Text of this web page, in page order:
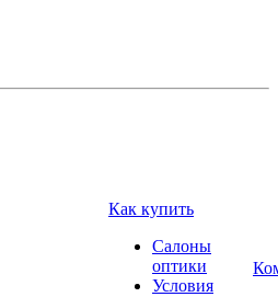
Как купить
Салоны
оптики
Условия